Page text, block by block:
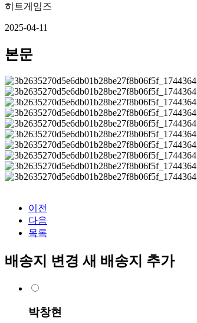
히트게임즈
2025-04-11
본문
이전
다음
목록
배송지 변경 새 배송지 추가
박창현